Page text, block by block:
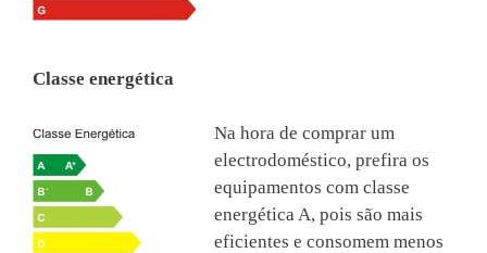
Classe energética
Na hora de comprar um
electrodoméstico, prefira os
equipamentos com classe
energética A, pois são mais
eficientes e consomem menos